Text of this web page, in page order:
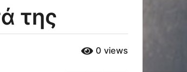
της
0 views